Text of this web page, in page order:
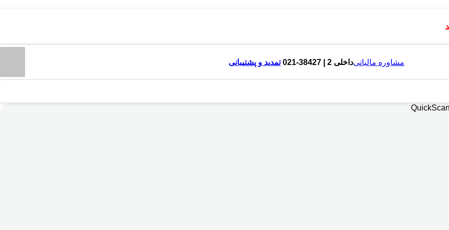
مشاوره مالیاتیداخلی 2 | 38427-021 تمدید و پشتیبانی